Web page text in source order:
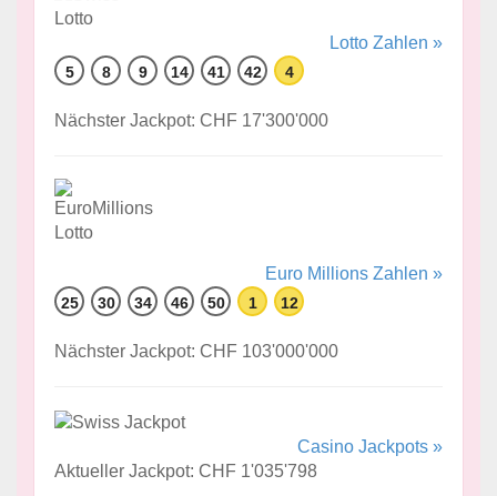
Lotto Zahlen »
5 8 9 14 41 42 4
Nächster Jackpot: CHF 17'300'000
Euro Millions Zahlen »
25 30 34 46 50 1 12
Nächster Jackpot: CHF 103'000'000
Casino Jackpots »
Aktueller Jackpot: CHF 1'035'798